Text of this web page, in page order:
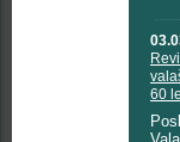
60